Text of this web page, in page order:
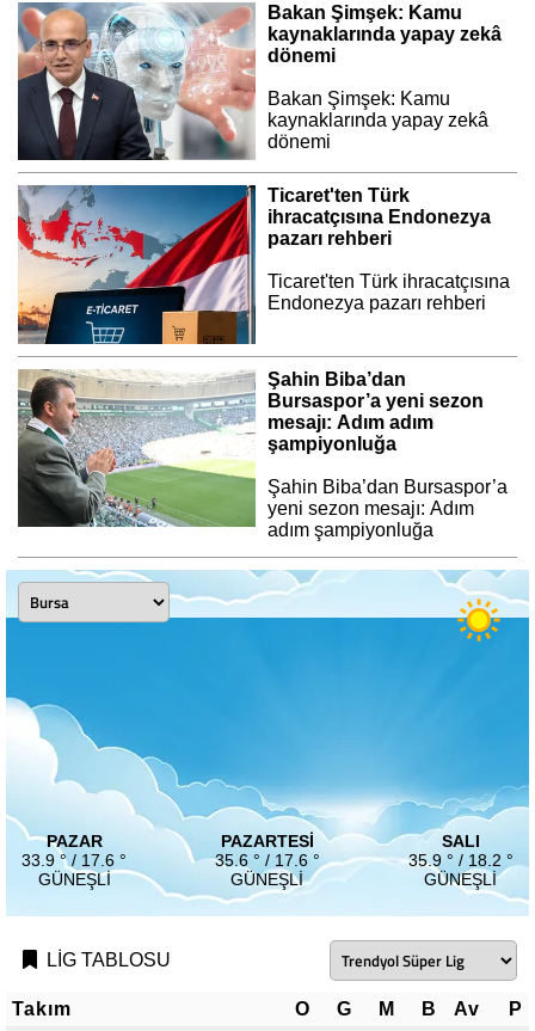
Bakan Şimşek: Kamu
kaynaklarında yapay zekâ
dönemi
Bakan Şimşek: Kamu
kaynaklarında yapay zekâ
dönemi
Ticaret'ten Türk
ihracatçısına Endonezya
pazarı rehberi
Ticaret'ten Türk ihracatçısına
Endonezya pazarı rehberi
Şahin Biba’dan
Bursaspor’a yeni sezon
mesajı: Adım adım
şampiyonluğa
Şahin Biba’dan Bursaspor’a
yeni sezon mesajı: Adım
adım şampiyonluğa
PAZAR
33.9 ° / 17.6 °
GÜNEŞLI
PAZARTESI
35.6 ° / 17.6 °
GÜNEŞLI
SALI
35.9 ° / 18.2 °
GÜNEŞLI
LİG TABLOSU
Takım O G M B Av
P